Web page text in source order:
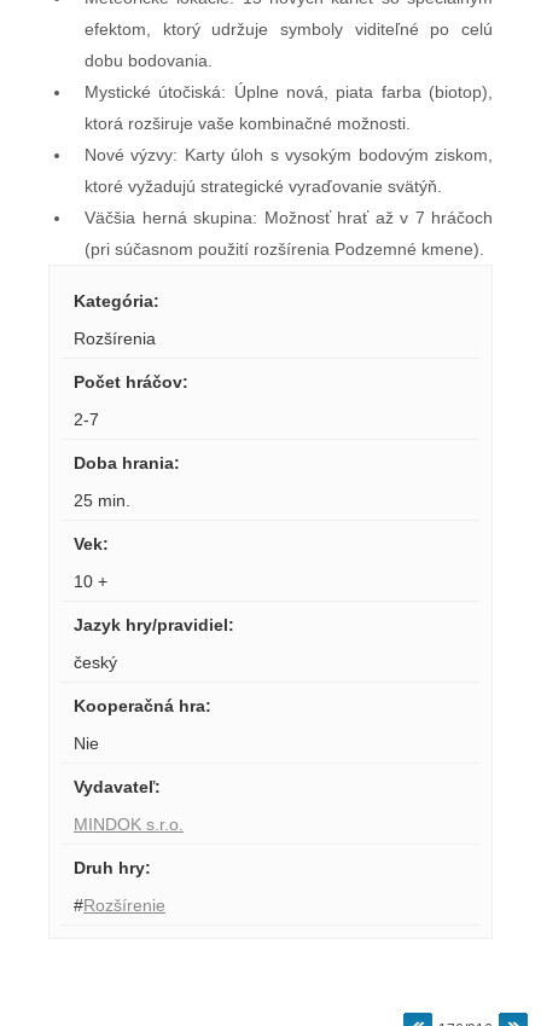
efektom, ktorý udržuje symboly viditeľné po celú
dobu bodovania.
Mystické útočiská: Úplne nová, piata farba (biotop),
ktorá rozširuje vaše kombinačné možnosti.
Nové výzvy: Karty úloh s vysokým bodovým ziskom,
ktoré vyžadujú strategické vyraďovanie svätýň.
Väčšia herná skupina: Možnosť hrať až v 7 hráčoch
(pri súčasnom použití rozšírenia Podzemné kmene).
Kategória:
Rozšírenia
Počet hráčov:
2-7
Doba hrania:
25 min.
Vek:
10 +
Jazyk hry/pravidiel:
český
Kooperačná hra:
Nie
Vydavateľ:
MINDOK s.r.o.
Druh hry:
#Rozšírenie